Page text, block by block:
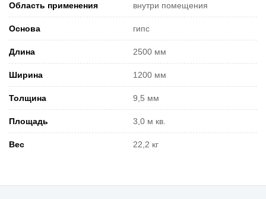
Область применения внутри помещения
Основа гипс
Длина 2500 мм
Ширина 1200 мм
Толщина 9,5 мм
Площадь 3,0 м кв.
Вес 22,2 кг